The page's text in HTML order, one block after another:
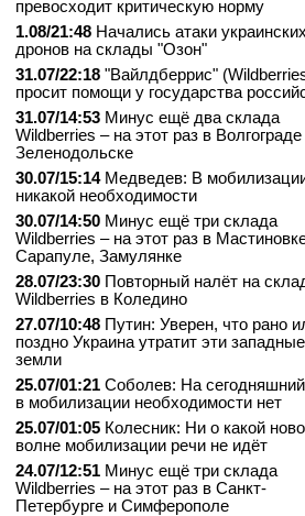
превосходит критическую норму
1.08/21:48 Начались атаки
дронов на склады "Озон"
31.07/22:18 "Вайлдберрис"
просит помощи у государства
31.07/14:53 Минус ещё два склада
Wildberries – на этот раз в
Зеленодольске
30.07/15:14 Медведев: В
никакой необходимости
30.07/14:50 Минус ещё три склада
Wildberries – на этот раз в
Сарапуле, Замулянке
28.07/23:30 Повторный налёт на
Wildberries в Коледино
27.07/10:48 Путин: Уверен, что рано
поздно Украина утратит эти западные
земли
25.07/01:21 Соболев: На
в мобилизации необходимости нет
25.07/01:05 Колесник: Ни о какой
волне мобилизации речи не идёт
24.07/12:51 Минус ещё три склада
Wildberries – на этот раз в Санкт-
Петербурге и Симферополе